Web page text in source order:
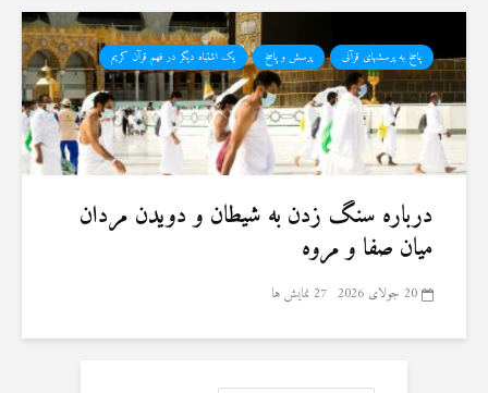
پاسخ به پرسشهای قرآنی پرسش و پاسخ یک اشتباه دیگر در فهم قرآن کریم
درباره سنگ زدن به شیطان و دویدن مردان
میان صفا و مروه
20 جولای 2026 27 نمایش ها